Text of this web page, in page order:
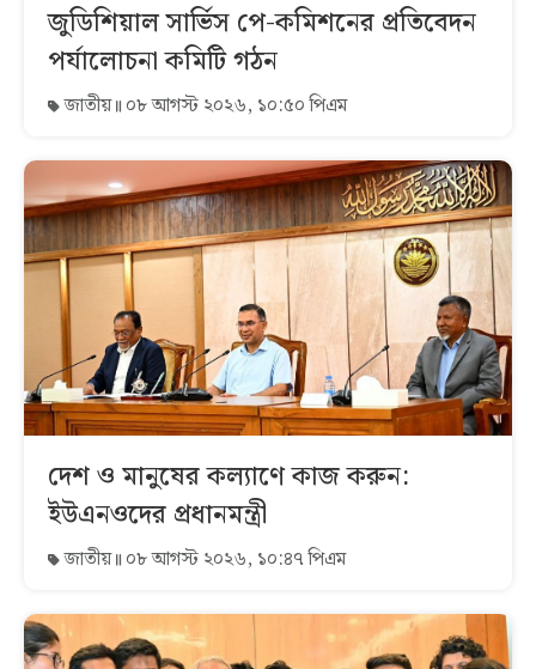
জুডিশিয়াল সার্ভিস পে-কমিশনের প্রতিবেদন
পর্যালোচনা কমিটি গঠন
জাতীয় ০৮ আগস্ট ২০২৬, ১০:৫০ পিএম
দেশ ও মানুষের কল্যাণে কাজ করুন:
ইউএনওদের প্রধানমন্ত্রী
জাতীয় ০৮ আগস্ট ২০২৬, ১০:৪৭ পিএম